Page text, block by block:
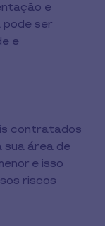
e
pode ser
e
contratados
sua área de
e isso
riscos